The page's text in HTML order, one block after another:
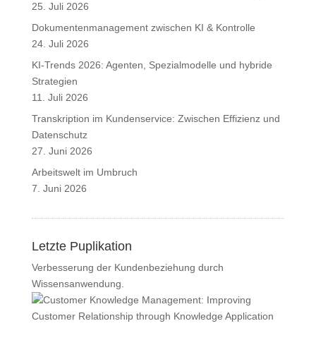
25. Juli 2026
Dokumentenmanagement zwischen KI & Kontrolle
24. Juli 2026
KI-Trends 2026: Agenten, Spezialmodelle und hybride
Strategien
11. Juli 2026
Transkription im Kundenservice: Zwischen Effizienz und
Datenschutz
27. Juni 2026
Arbeitswelt im Umbruch
7. Juni 2026
Letzte Puplikation
Verbesserung der Kundenbeziehung durch
Wissensanwendung.